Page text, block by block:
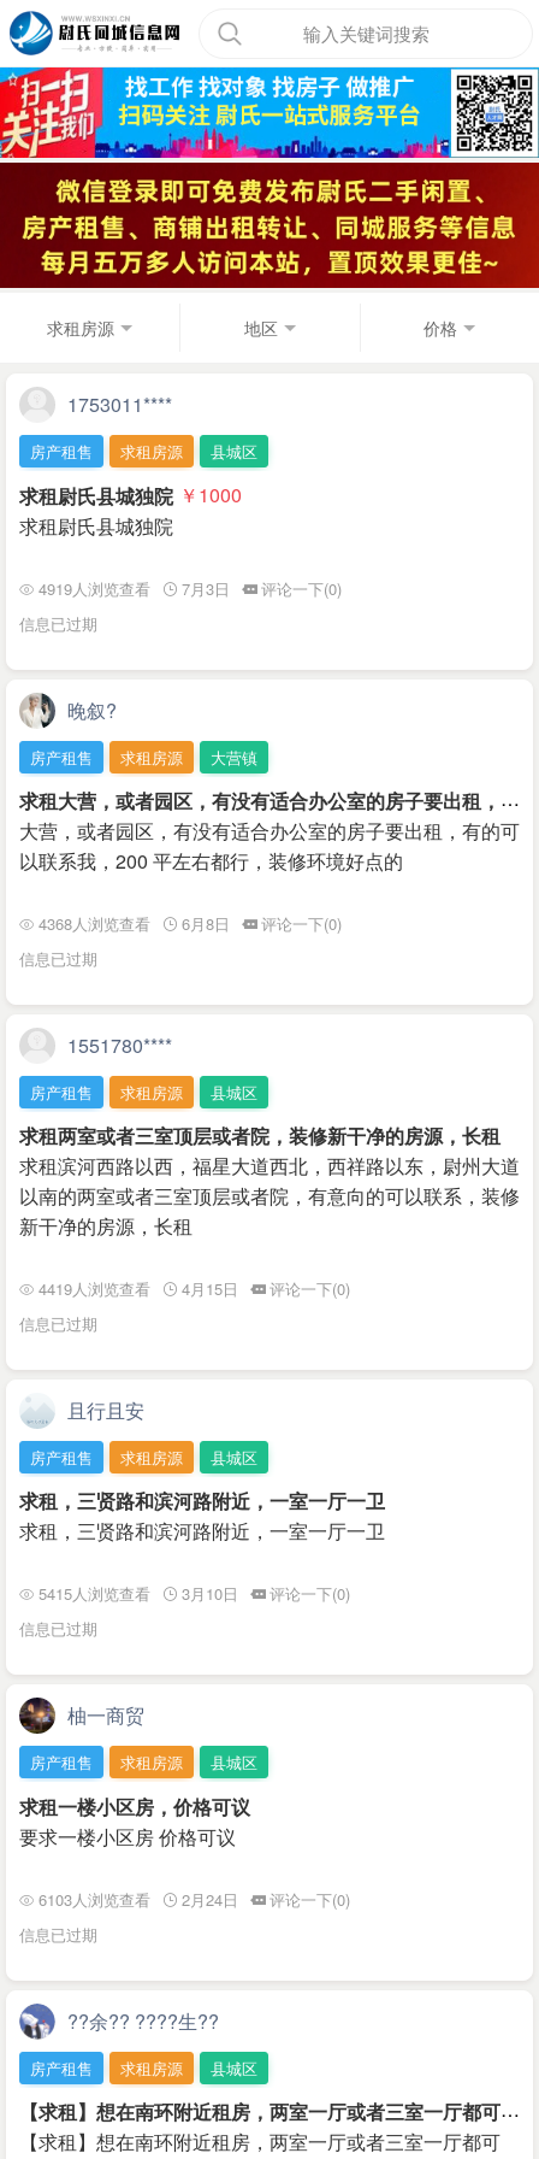
输入关键词搜索
求租房源 地区 价格
1753011****
房产租售 求租房源 县城区
求租尉氏县城独院 ￥1000
求租尉氏县城独院
4919人浏览查看 7月3日
评论一下(0)
信息已过期
晚叙?
房产租售 求租房源 大营镇
求
租大营，或者园区，有没有适合办公室的房子要出租，有的可以联系我，200 平左右都行，装修环境好点的
大营，或者园区，有没有适合办公室的房子要出租，有的可
以联系我，200 平左右都行，装修环境好点的
4368人浏览查看 6月8日
评论一下(0)
信息已过期
1551780****
房产租售 求租房源 县城区
求租两室或者三室顶层或者院，装修新干净的房源，长租
求租滨河西路以西，福星大道西北，西祥路以东，尉州大道
以南的两室或者三室顶层或者院，有意向的可以联系，装修
新干净的房源，长租
4419人浏览查看 4月15日
评论一下(0)
信息已过期
且行且安
房产租售 求租房源 县城区
求租，三贤路和滨河路附近，一室一厅一卫
求租，三贤路和滨河路附近，一室一厅一卫
5415人浏览查看 3月10日
评论一下(0)
信息已过期
柚一商贸
房产租售 求租房源 县城区
求租一楼小区房，价格可议
要求一楼小区房 价格可议
6103人浏览查看 2月24日
评论一下(0)
信息已过期
??余?? ????生??
房产租售 求租房源 县城区
【
求租】想在南环附近租房，两室一厅或者三室一厅都可以
【求租】想在南环附近租房，两室一厅或者三室一厅都可